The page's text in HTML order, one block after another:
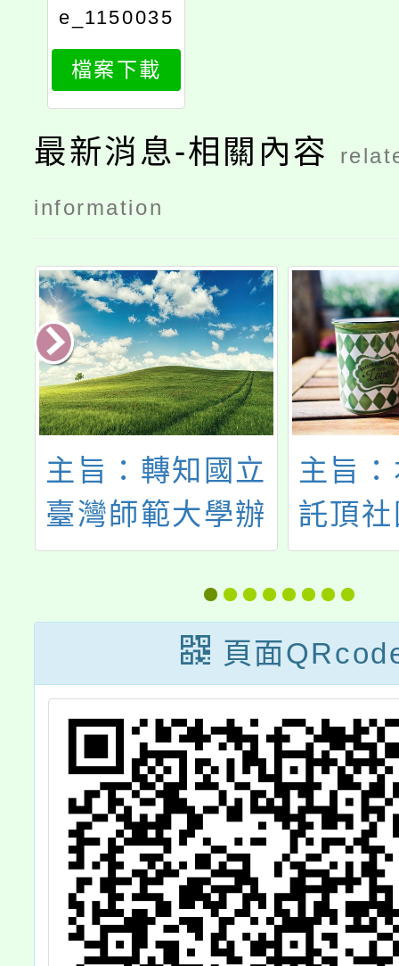
e_1150035
737_attach
1
檔案下載
最新消息-相關內容
information
主旨：本中心委
託頂社國小辦理
全市分區教師研
習「坑子綠野仙
蹤戶外教育路線
踏查」，歡迎各
級學校教師踴躍
參與。
主旨
市女
114年
女童
一案
格者
加，
頁面